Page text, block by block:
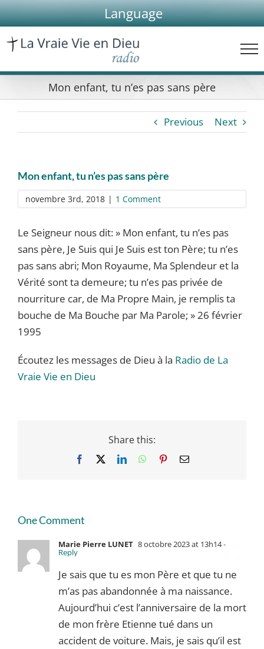
Skip
to
content
Language
Mon enfant, tu n’es pas sans père
Previous Next
Mon enfant, tu n’es pas sans père
novembre 3rd, 2018 | 1 Comment
Le Seigneur nous dit: » Mon enfant, tu n’es pas
sans père, Je Suis qui Je Suis est ton Père; tu n’es
pas sans abri; Mon Royaume, Ma Splendeur et la
Vérité sont ta demeure; tu n’es pas privée de
nourriture car, de Ma Propre Main, je remplis ta
bouche de Ma Bouche par Ma Parole; » 26 février
1995
Écoutez les messages de Dieu à la Radio de La
Vraie Vie en Dieu
Share this:
Facebook LinkedInWhatsApp
PinterestEmail
One Comment
Marie Pierre LUNET 8 octobre 2023 at 13h14-
Reply
Je sais que tu es mon Père et que tu ne
m’as pas abandonnée à ma naissance.
Aujourd’hui c’est l’anniversaire de la mort
de mon frère Etienne tué dans un
accident de voiture. Mais, je sais qu’il est